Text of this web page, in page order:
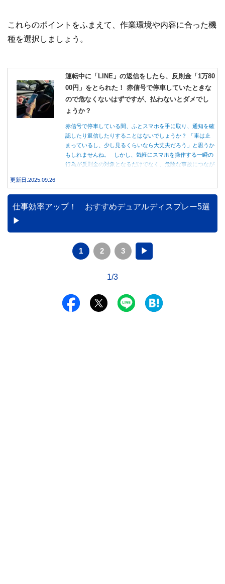
これらのポイントをふまえて、作業環境や内容に合った機
種を選択しましょう。
運転中に「LINE」の返信をしたら、反則金「1万80
00円」をとられた！ 赤信号で停車していたときな
ので危なくないはずですが、払わないとダメでし
ょうか？
赤信号で停車している間、ふとスマホを手に取り、通知を確
認したり返信したりすることはないでしょうか？ 「車は止
まっているし、少し見るくらいなら大丈夫だろう」と思うか
もしれませんね。 しかし、気軽にスマホを操作する一瞬の
行為が反則金の対象となるだけでなく、危険な事故につなが
更新日:2025.09.26
仕事効率アップ！ おすすめデュアルディスプレー5選
1 2 3 ▶
1/3